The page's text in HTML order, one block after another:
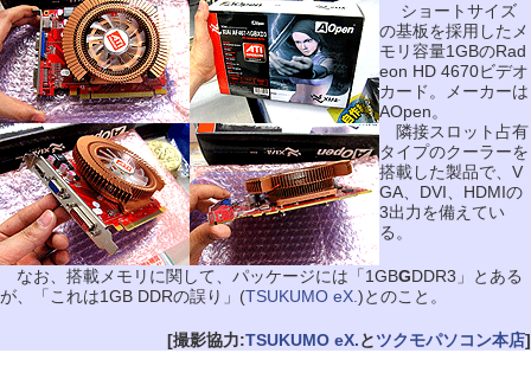
ショートサイズ
の基板を採用したメ
モリ容量1GBのRad
eon HD 4670ビデオ
カード。メーカーは
AOpen。
隣接スロット占有
タイプのクーラーを
搭載した製品で、V
GA、DVI、HDMIの
3出力を備えてい
る。
なお、搭載メモリに関して、パッケージには「1GBGDDR3」とある
が、「これは1GB DDRの誤り」(TSUKUMO eX. )とのこと。
[撮影協力:TSUKUMO eX.とツクモパソコン本店]